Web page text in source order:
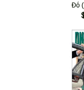
Đó